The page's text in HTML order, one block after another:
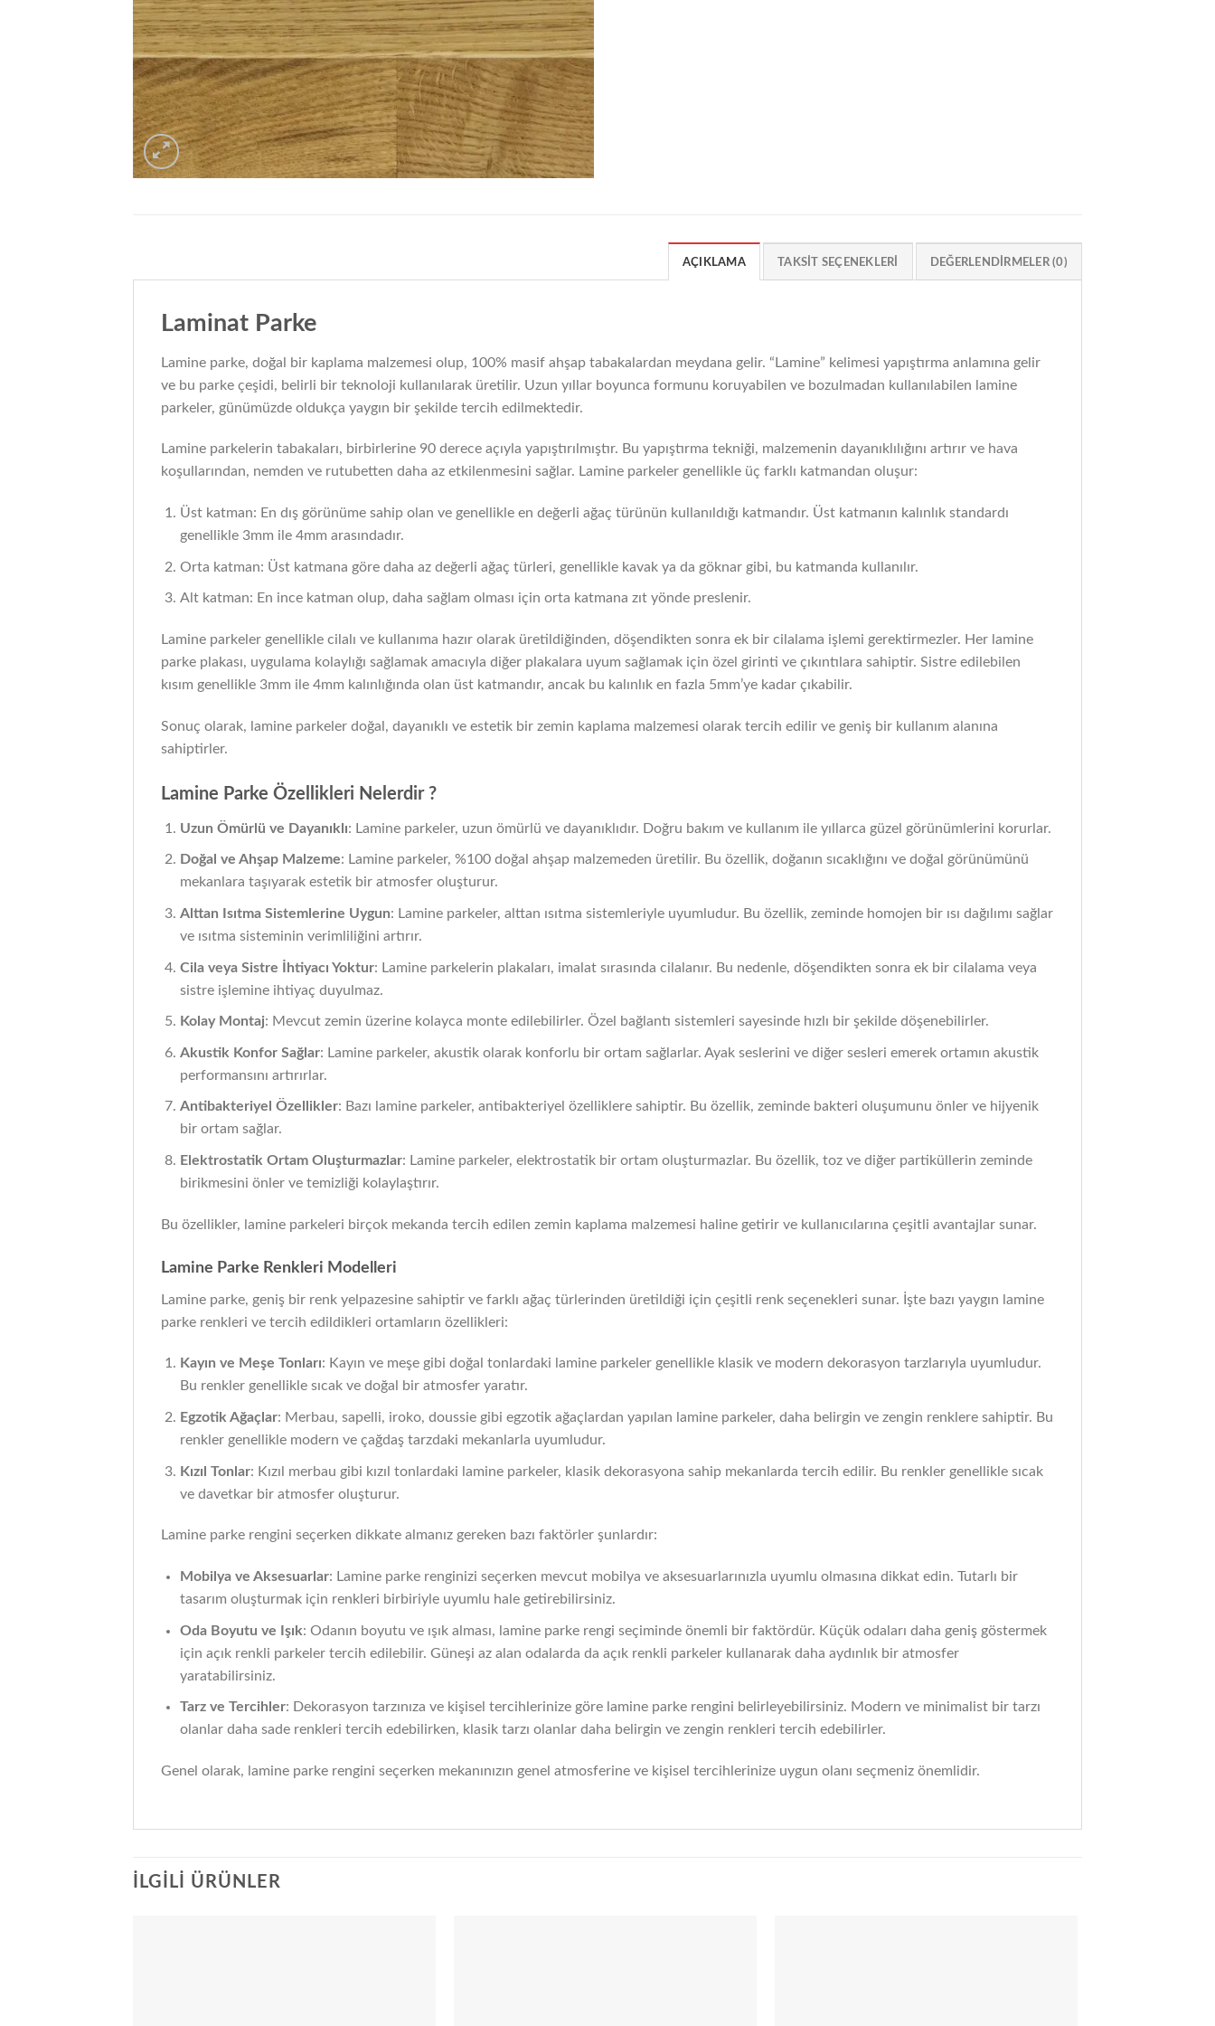
AÇIKLAMA TAKSIT SEÇENEKLERI DEĞERLENDIRMELER (0)
Laminat Parke
Lamine parke, doğal bir kaplama malzemesi olup, 100% masif ahşap tabakalardan meydana gelir. “Lamine” kelimesi yapıştırma anlamına gelir
ve bu parke çeşidi, belirli bir teknoloji kullanılarak üretilir. Uzun yıllar boyunca formunu koruyabilen ve bozulmadan kullanılabilen lamine
parkeler, günümüzde oldukça yaygın bir şekilde tercih edilmektedir.
Lamine parkelerin tabakaları, birbirlerine 90 derece açıyla yapıştırılmıştır. Bu yapıştırma tekniği, malzemenin dayanıklılığını artırır ve hava
koşullarından, nemden ve rutubetten daha az etkilenmesini sağlar. Lamine parkeler genellikle üç farklı katmandan oluşur:
Üst katman: En dış görünüme sahip olan ve genellikle en değerli ağaç türünün kullanıldığı katmandır. Üst katmanın kalınlık standardı
genellikle 3mm ile 4mm arasındadır.
Orta katman: Üst katmana göre daha az değerli ağaç türleri, genellikle kavak ya da göknar gibi, bu katmanda kullanılır.
Alt katman: En ince katman olup, daha sağlam olması için orta katmana zıt yönde preslenir.
Lamine parkeler genellikle cilalı ve kullanıma hazır olarak üretildiğinden, döşendikten sonra ek bir cilalama işlemi gerektirmezler. Her lamine
parke plakası, uygulama kolaylığı sağlamak amacıyla diğer plakalara uyum sağlamak için özel girinti ve çıkıntılara sahiptir. Sistre edilebilen
kısım genellikle 3mm ile 4mm kalınlığında olan üst katmandır, ancak bu kalınlık en fazla 5mm’ye kadar çıkabilir.
Sonuç olarak, lamine parkeler doğal, dayanıklı ve estetik bir zemin kaplama malzemesi olarak tercih edilir ve geniş bir kullanım alanına
sahiptirler.
Lamine Parke Özellikleri Nelerdir ?
Uzun Ömürlü ve Dayanıklı: Lamine parkeler, uzun ömürlü ve dayanıklıdır. Doğru bakım ve kullanım ile yıllarca güzel görünümlerini korurlar.
Doğal ve Ahşap Malzeme: Lamine parkeler, %100 doğal ahşap malzemeden üretilir. Bu özellik, doğanın sıcaklığını ve doğal görünümünü
mekanlara taşıyarak estetik bir atmosfer oluşturur.
Alttan Isıtma Sistemlerine Uygun: Lamine parkeler, alttan ısıtma sistemleriyle uyumludur. Bu özellik, zeminde homojen bir ısı dağılımı sağlar
ve ısıtma sisteminin verimliliğini artırır.
Cila veya Sistre İhtiyacı Yoktur: Lamine parkelerin plakaları, imalat sırasında cilalanır. Bu nedenle, döşendikten sonra ek bir cilalama veya
sistre işlemine ihtiyaç duyulmaz.
Kolay Montaj: Mevcut zemin üzerine kolayca monte edilebilirler. Özel bağlantı sistemleri sayesinde hızlı bir şekilde döşenebilirler.
Akustik Konfor Sağlar: Lamine parkeler, akustik olarak konforlu bir ortam sağlarlar. Ayak seslerini ve diğer sesleri emerek ortamın akustik
performansını artırırlar.
Antibakteriyel Özellikler: Bazı lamine parkeler, antibakteriyel özelliklere sahiptir. Bu özellik, zeminde bakteri oluşumunu önler ve hijyenik
bir ortam sağlar.
Elektrostatik Ortam Oluşturmazlar: Lamine parkeler, elektrostatik bir ortam oluşturmazlar. Bu özellik, toz ve diğer partiküllerin zeminde
birikmesini önler ve temizliği kolaylaştırır.
Bu özellikler, lamine parkeleri birçok mekanda tercih edilen zemin kaplama malzemesi haline getirir ve kullanıcılarına çeşitli avantajlar sunar.
Lamine Parke Renkleri Modelleri
Lamine parke, geniş bir renk yelpazesine sahiptir ve farklı ağaç türlerinden üretildiği için çeşitli renk seçenekleri sunar. İşte bazı yaygın lamine
parke renkleri ve tercih edildikleri ortamların özellikleri:
Kayın ve Meşe Tonları: Kayın ve meşe gibi doğal tonlardaki lamine parkeler genellikle klasik ve modern dekorasyon tarzlarıyla uyumludur.
Bu renkler genellikle sıcak ve doğal bir atmosfer yaratır.
Egzotik Ağaçlar: Merbau, sapelli, iroko, doussie gibi egzotik ağaçlardan yapılan lamine parkeler, daha belirgin ve zengin renklere sahiptir. Bu
renkler genellikle modern ve çağdaş tarzdaki mekanlarla uyumludur.
Kızıl Tonlar: Kızıl merbau gibi kızıl tonlardaki lamine parkeler, klasik dekorasyona sahip mekanlarda tercih edilir. Bu renkler genellikle sıcak
ve davetkar bir atmosfer oluşturur.
Lamine parke rengini seçerken dikkate almanız gereken bazı faktörler şunlardır:
Mobilya ve Aksesuarlar: Lamine parke renginizi seçerken mevcut mobilya ve aksesuarlarınızla uyumlu olmasına dikkat edin. Tutarlı bir
tasarım oluşturmak için renkleri birbiriyle uyumlu hale getirebilirsiniz.
Oda Boyutu ve Işık: Odanın boyutu ve ışık alması, lamine parke rengi seçiminde önemli bir faktördür. Küçük odaları daha geniş göstermek
için açık renkli parkeler tercih edilebilir. Güneşi az alan odalarda da açık renkli parkeler kullanarak daha aydınlık bir atmosfer
yaratabilirsiniz.
Tarz ve Tercihler: Dekorasyon tarzınıza ve kişisel tercihlerinize göre lamine parke rengini belirleyebilirsiniz. Modern ve minimalist bir tarzı
olanlar daha sade renkleri tercih edebilirken, klasik tarzı olanlar daha belirgin ve zengin renkleri tercih edebilirler.
Genel olarak, lamine parke rengini seçerken mekanınızın genel atmosferine ve kişisel tercihlerinize uygun olanı seçmeniz önemlidir.
İLGILI ÜRÜNLER